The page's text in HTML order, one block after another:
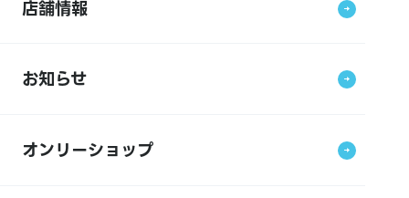
店舗情報
お知らせ
オンリーショップ